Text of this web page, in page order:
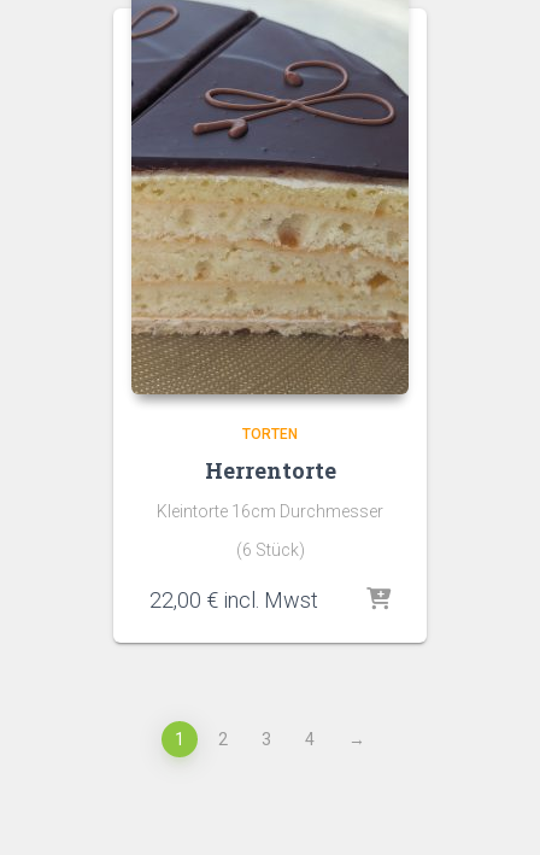
TORTEN
Herrentorte
Kleintorte 16cm Durchmesser
(6 Stück)
22,00 € incl. Mwst
1 2 3 4 →